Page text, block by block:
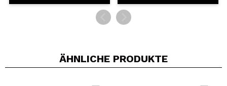
ÄHNLICHE PRODUKTE